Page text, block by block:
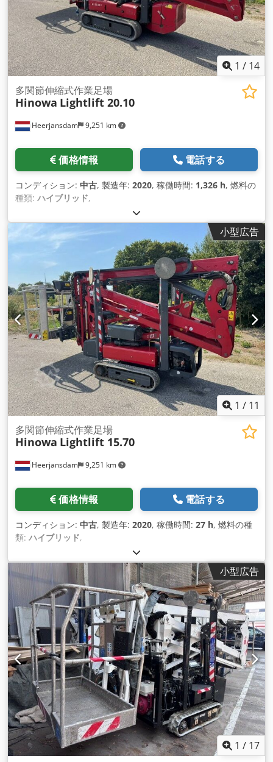
1 / 14
Heerjansdam 9,251 km
多関節伸縮式作業足場
Hinowa Lightlift 20.10
価格情報 電話する
コンディション: 中古, 製造年: 2020, 稼働時間: 1,326 h, 燃料の
種類: ハイブリッド,
小型広告
1 / 11
Heerjansdam 9,251 km
多関節伸縮式作業足場
Hinowa Lightlift 15.70
価格情報 電話する
コンディション: 中古, 製造年: 2020, 稼働時間: 27 h, 燃料の種
類: ハイブリッド,
小型広告
1 / 17